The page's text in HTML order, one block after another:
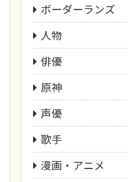
ボーダーランズ
人物
俳優
原神
声優
歌手
漫画・アニメ